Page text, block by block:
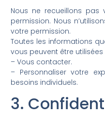
Nous ne recueillons pas
permission. Nous
votre permission.
Toutes les informations
vous peuvent être utilisées
– Vous contacter.
– Personnaliser votre
besoins individuels.
3.